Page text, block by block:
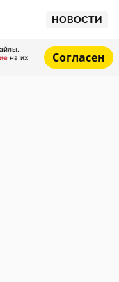
НОВОСТИ
на их
Согласен